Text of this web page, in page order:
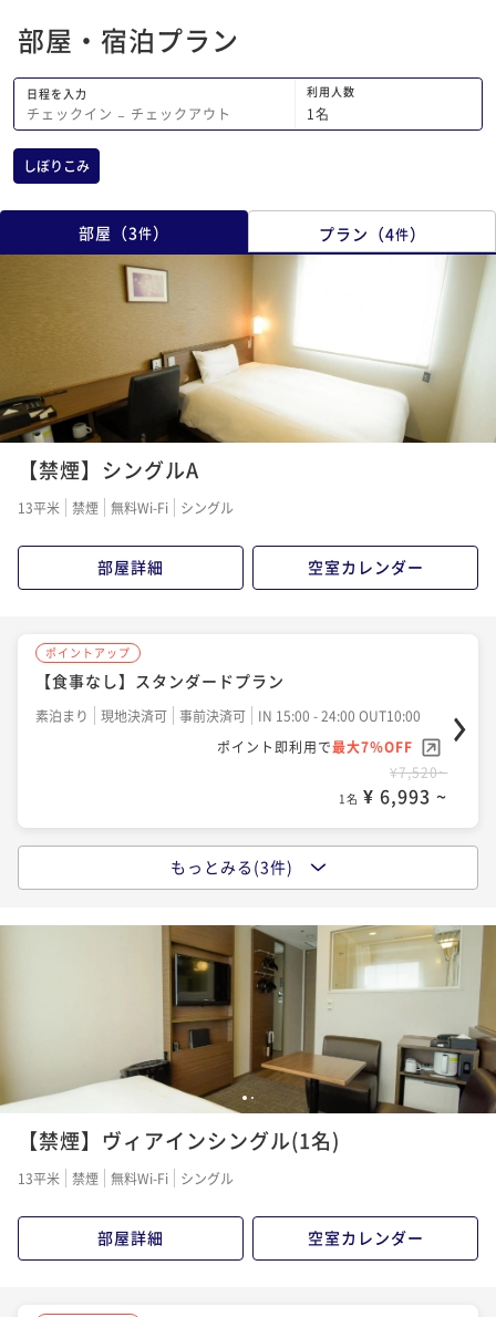
部屋・宿泊プラン
日程を入力
チェックイン − チェックアウト
利用人数
1名
しぼりこみ
部屋 （3件） プラン （4件）
【禁煙】シングルA
13平米 禁煙 無料Wi-Fi シングル
部屋詳細 空室カレンダー
ポイントアップ
【食事なし】スタンダードプラン
素泊まり 現地決済可 事前決済可
IN 15:00 - 24:00 OUT10:00
ポイント即利用で最大7％OFF
¥7,520~
1名 ¥ 6,993 ~
【ポイントUP】スタンダードプラン【食事なし】
素泊まり 現地決済可 事前決済可
IN 15:00 - 24:00 OUT10:00
ポイント即利用で
最大7％OFF
¥7,520~
ポイントアップ
【ビュッフェ朝食付き】【スタンダード】プラン
朝食付き 現地決済可 事前決済可
IN 15:00 - 24:00 OUT10:00
ポイント即利用で
1名 ¥ 8,435 ~
もっとみる(3件)
1 2
【禁煙】ヴィアインシングル(1名)
13平米 禁煙 無料Wi-Fi シングル
部屋詳細 空室カレンダー